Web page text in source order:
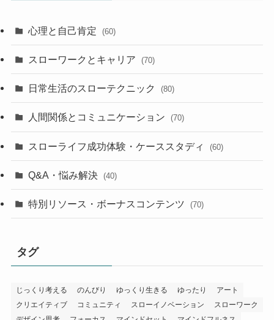
心理と自己肯定 (60)
スローワークとキャリア (70)
日常生活のスローテクニック (80)
人間関係とコミュニケーション (70)
スローライフ成功体験・ケーススタディ (60)
Q&A・悩み解決 (40)
特別リソース・ボーナスコンテンツ (70)
タグ
じっくり考える のんびり ゆっくり生きる ゆったり
アート
クリエイティブ
コミュニティ スローイノベーション
スローワーク